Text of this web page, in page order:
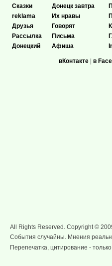
Сказки
reklama
Друзья
Рассылка
Донецкий
Донецк завтра
Их нравы
Говорят
Письма
Афиша
вКонтакте | в
All Rights Reserved. Copyright ©
События случайны. Мнения
Перепечатка, цитирование -